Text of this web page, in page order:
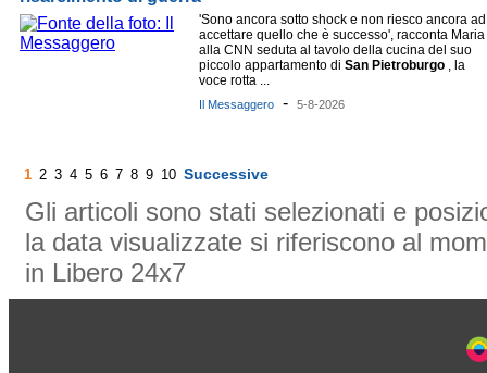
'Sono ancora sotto shock e non riesco ancora ad
accettare quello che è successo', racconta Maria
alla CNN seduta al tavolo della cucina del suo
piccolo appartamento di San Pietroburgo , la
voce rotta ...
Il Messaggero - 5-8-2026
1 2 3 4 5 6 7 8 9 10 Successive
Gli articoli sono stati selezionati e
la data visualizzate si riferiscono al
in Libero 24x7